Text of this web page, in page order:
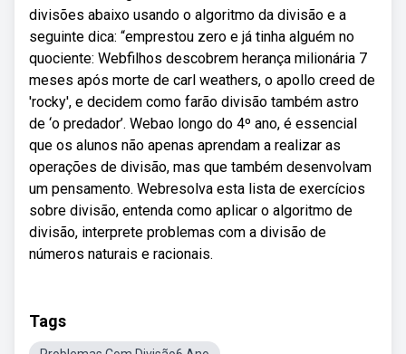
divisões abaixo usando o algoritmo da divisão e a
seguinte dica: “emprestou zero e já tinha alguém no
quociente: Webfilhos descobrem herança milionária 7
meses após morte de carl weathers, o apollo creed de
'rocky', e decidem como farão divisão também astro
de ‘o predador’. Webao longo do 4º ano, é essencial
que os alunos não apenas aprendam a realizar as
operações de divisão, mas que também desenvolvam
um pensamento. Webresolva esta lista de exercícios
sobre divisão, entenda como aplicar o algoritmo de
divisão, interprete problemas com a divisão de
números naturais e racionais.
Tags